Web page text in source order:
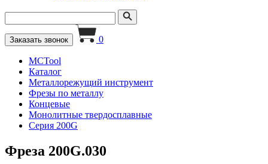
Заказать звонок 0
MCTool
Каталог
Металлорежущий инструмент
Фрезы по металлу
Концевые
Монолитные твердосплавные
Серия 200G
Фреза 200G.030